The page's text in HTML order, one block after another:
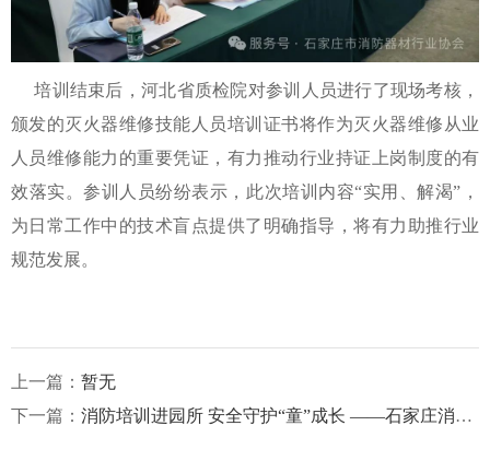
培训结束后，河北省质检院对参训人员进行了现场考核，
颁发的灭火器维修技能人员培训证书将作为灭火器维修从业
人员维修能力的重要凭证，有力推动行业持证上岗制度的有
效落实。参训人员纷纷表示，此次培训内容“实用、解渴”，
为日常工作中的技术盲点提供了明确指导，将有力助推行业
规范发展。
上一篇： 暂无
下一篇： 消防培训进园所 安全守护“童”成长 ——石家庄消防器材行业协会